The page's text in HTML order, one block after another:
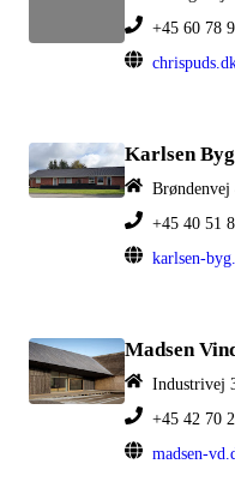
+45 60 78
Karlsen
+45 40 51
karlsen-
Madsen
Industrivej
+45 42 70
madsen-